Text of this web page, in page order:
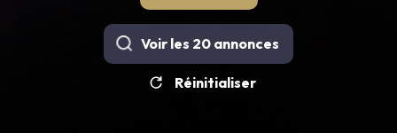
Voir les 20 annonces
Réinitialiser